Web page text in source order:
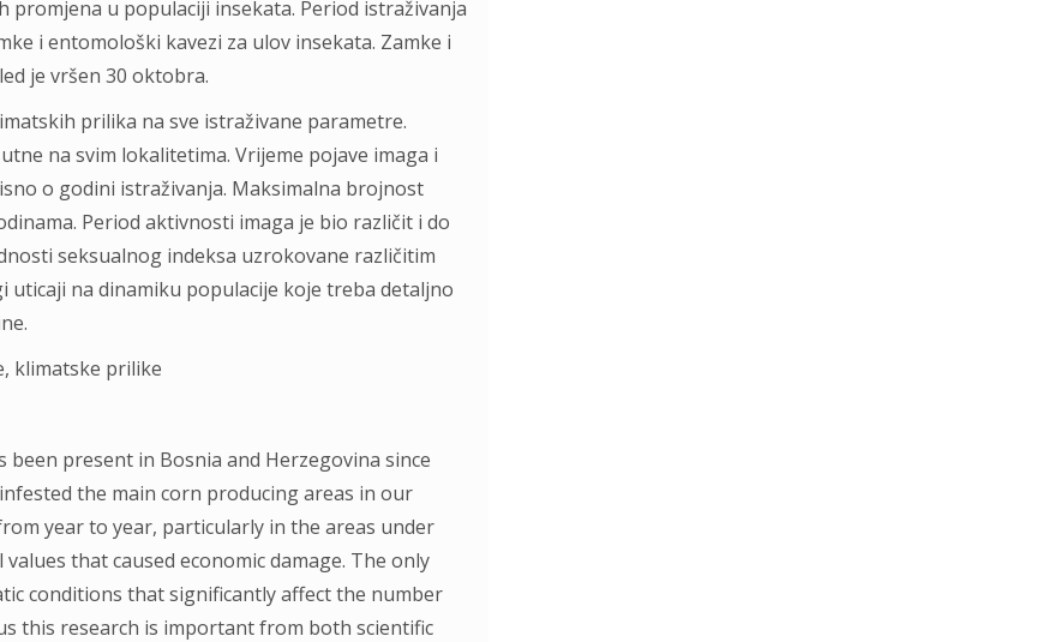
u populaciji insekata. Period istraživanja
i entomološki kavezi za ulov insekata. Zamke i
je vršen 30 oktobra.
prilika na sve istraživane parametre.
na svim lokalitetima. Vrijeme pojave imaga i
o godini istraživanja. Maksimalna brojnost
Period aktivnosti imaga je bio različit i do
seksualnog indeksa uzrokovane različitim
na dinamiku populacije koje treba detaljno
klimatske prilike
present in Bosnia and Herzegovina since
the main corn producing areas in our
year to year, particularly in the areas under
that caused economic damage. The only
conditions that significantly affect the number
this research is important from both scientific